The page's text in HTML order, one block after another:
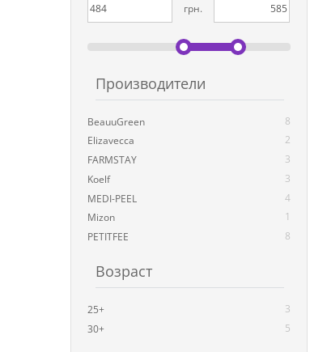
грн.
Производители
BeauuGreen
8
Elizavecca
2
FARMSTAY
3
Koelf
3
MEDI-PEEL
4
Mizon
1
PETITFEE
8
Возраст
25+
3
30+
5